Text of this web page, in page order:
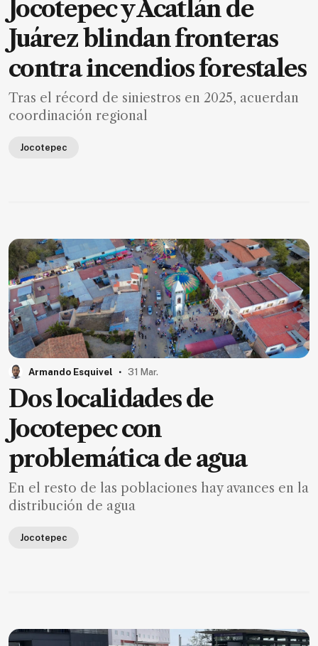
Jocotepec y Acatlán de
Juárez blindan fronteras
contra incendios forestales
Tras el récord de siniestros en 2025, acuerdan
coordinación regional
Jocotepec
Armando Esquivel . 31 Mar.
Dos localidades de
Jocotepec con
problemática de agua
En el resto de las poblaciones hay avances en la
distribución de agua
Jocotepec